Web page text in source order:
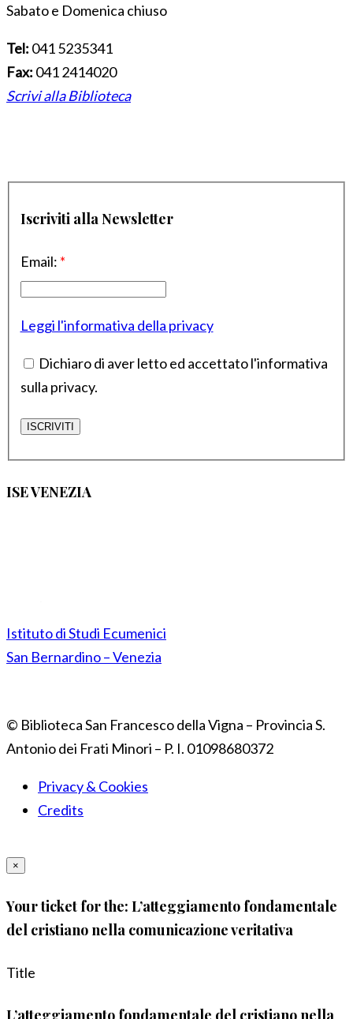
Sabato e Domenica chiuso
Tel: 041 5235341
Fax: 041 2414020
Scrivi alla Biblioteca
Iscriviti alla Newsletter
Email: *
Leggi l'informativa della privacy
Dichiaro di aver letto ed accettato l'informativa
sulla privacy.
ISE VENEZIA
Istituto di Studi Ecumenici
San Bernardino – Venezia
© Biblioteca San Francesco della Vigna – Provincia S.
Antonio dei Frati Minori – P. I. 01098680372
Privacy & Cookies
Credits
×
Your ticket for the: L’atteggiamento fondamentale
del cristiano nella comunicazione veritativa
Title
L’atteggiamento fondamentale del cristiano nella